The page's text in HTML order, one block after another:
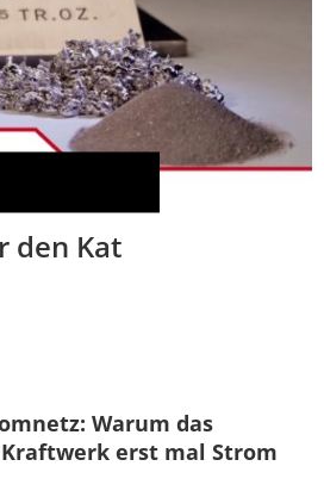
den Kat
Warum das
erst mal Strom